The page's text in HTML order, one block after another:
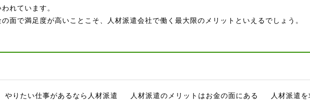
れています。
面で満足度が高いことこそ、人材派遣会社で働く最大限のメリットといえるでしょう。
やりたい仕事があるなら人材派遣 人材派遣のメリットはお金の面にある 人材派遣